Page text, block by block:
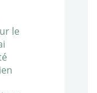
le